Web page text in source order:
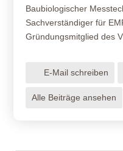
Baubiologischer
Sachverständiger für
Gründungsmitglied des
E-Mail schreiben
Alle Beiträge ansehen